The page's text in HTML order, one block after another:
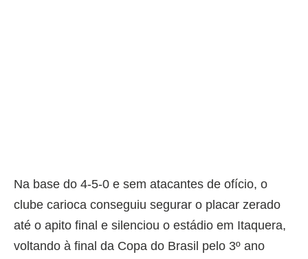
Na base do 4-5-0 e sem atacantes de ofício, o
clube carioca conseguiu segurar o placar zerado
até o apito final e silenciou o estádio em Itaquera,
voltando à final da Copa do Brasil pelo 3º ano